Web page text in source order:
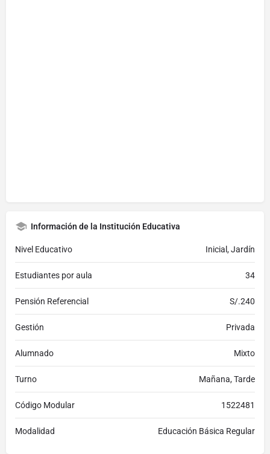
Información de la Institución Educativa
Nivel Educativo Inicial, Jardín
Estudiantes por aula 34
Pensión Referencial S/.240
Gestión Privada
Alumnado Mixto
Turno Mañana, Tarde
Código Modular 1522481
Modalidad Educación Básica Regular